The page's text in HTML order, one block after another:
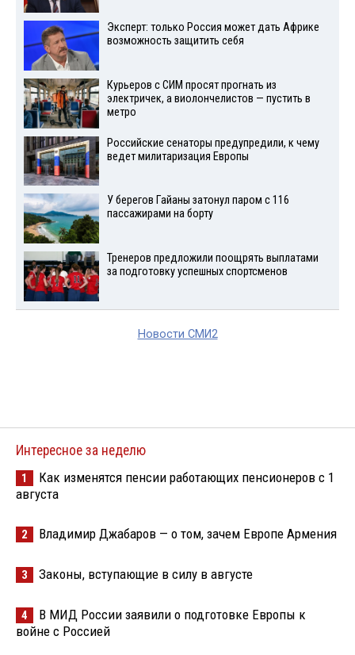
Эксперт: только Россия может дать Африке
возможность защитить себя
Курьеров с СИМ просят прогнать из
электричек, а виолончелистов — пустить в
метро
Российские сенаторы предупредили, к чему
ведет милитаризация Европы
У берегов Гайаны затонул паром с 116
пассажирами на борту
Тренеров предложили поощрять выплатами
за подготовку успешных спортсменов
Новости СМИ2
Интересное за неделю
1
Как изменятся пенсии работающих пенсионеров с 1
августа
2 Владимир Джабаров — о том, зачем Европе Армения
3 Законы, вступающие в силу в августе
4
В МИД России заявили о подготовке Европы к
войне с Россией